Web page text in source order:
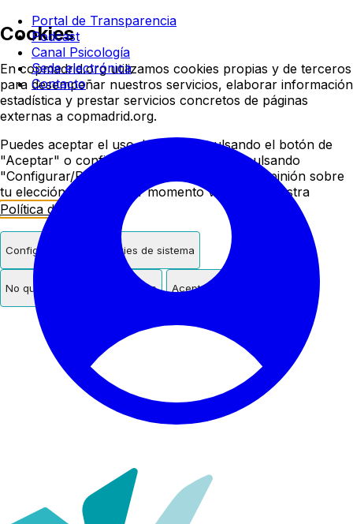
Cookies
En copmadrid.org utilizamos cookies propias y de terceros
para desempeñar nuestros servicios, elaborar información
estadística y prestar servicios concretos de páginas
externas a copmadrid.org.
Puedes aceptar el uso de cookies pulsando el botón de
"Aceptar" o configurar/rechazar su uso pulsando
"Configurar/Rechazar". Podrás cambiar de opinión sobre
tu elección en cualquier momento visitando nuestra
Política de Cookies
Configurar Solo cookies de sistema
No quiero cookies de terceros Aceptar cookies
Colegio oficial de
Portal de Transparencia
Podcast
Canal Psicología
Sede electrónica
Contacto